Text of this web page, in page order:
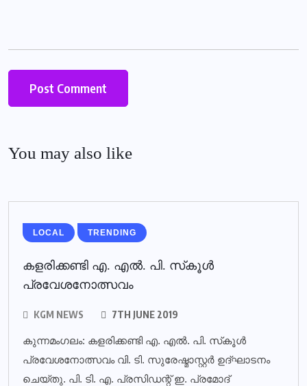
You may also like
LOCAL TRENDING
കളരിക്കണ്ടി എ. എല്‍. പി. സ്‌കൂള്‍
പ്രവേശനോത്സവം
KGM NEWS 7TH JUNE 2019
കുന്നമംഗലം: കളരിക്കണ്ടി എ. എല്‍. പി. സ്‌കൂള്‍
പ്രവേശനോത്സവം വി. ടി. സുരേഷ്മാസ്റ്റര്‍ ഉദ്ഘാടനം
ചെയ്തു. പി. ടി. എ. പ്രസിഡന്റ് ഇ. പ്രമോദ്